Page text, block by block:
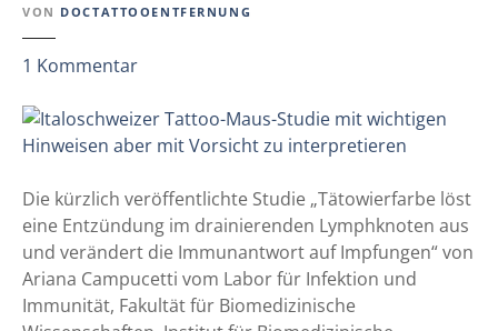
n
g
b
s
h
e
u
VON DOCTATTOOENTFERNUNG
1 Kommentarz
I
t
l
o
s
c
h
Die kürzlich veröffentlichte Studie „Tätowierfarbe löst
eine Entzündung im drainierenden Lymphknoten aus
und verändert die Immunantwort auf Impfungen“ von
Ariana Campucetti vom Labor für Infektion und
Immunität, Fakultät für Biomedizinische